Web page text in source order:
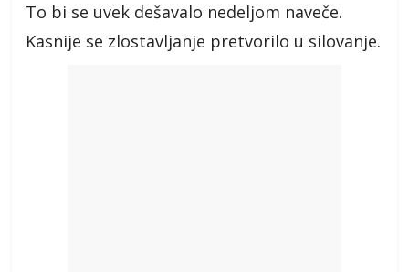
To bi se uvek dešavalo nedeljom naveče.
Kasnije se zlostavljanje pretvorilo u silovanje.